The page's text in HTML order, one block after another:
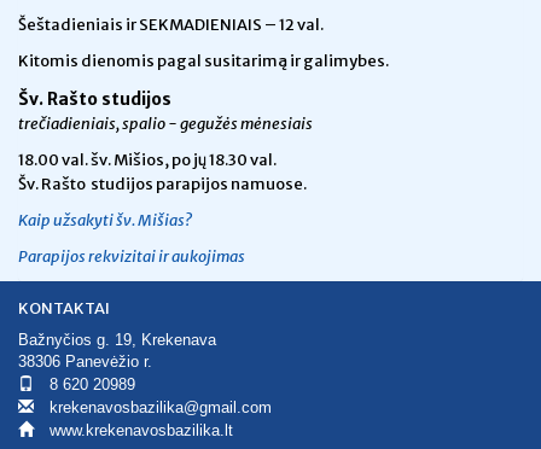
Šeštadieniais ir SEKMADIENIAIS – 12 val.
Kitomis dienomis pagal susitarimą ir galimybes.
Šv. Rašto studijos
trečiadieniais, spalio - gegužės mėnesiais
18.00 val.šv. Mišios, po jų 18.30 val.
Šv. Rašto studijos parapijos namuose.
Kaip užsakyti šv. Mišias?
Parapijos rekvizitai ir aukojimas
KONTAKTAI
Bažnyčios g. 19, Krekenava
38306 Panevėžio r.
8 620 20989
krekenavosbazilika@gmail.com
www.krekenavosbazilika.lt